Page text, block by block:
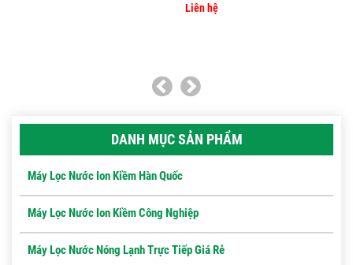
Liên hệ
DANH MỤC SẢN PHẨM
Máy Lọc Nước Ion Kiềm Hàn Quốc
Máy Lọc Nước Ion Kiềm Công Nghiệp
Máy Lọc Nước Nóng Lạnh Trực Tiếp Giá Rẻ